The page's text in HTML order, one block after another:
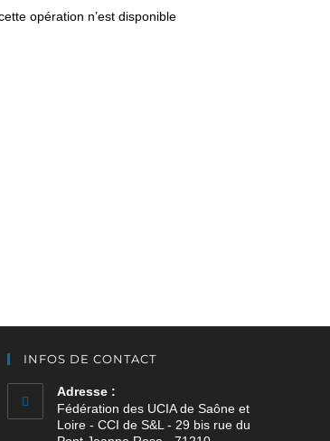
opération n’est disponible
INFOS DE CONTACT
Adresse :
Fédération des UCIA de Saône et
Loire - CCI de S&L - 29 bis rue du